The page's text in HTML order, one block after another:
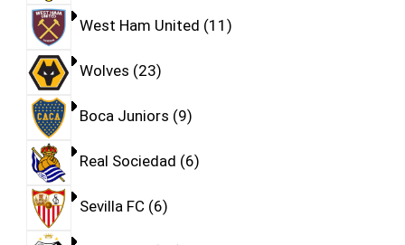
West Ham United 11
Wolves 23
Boca Juniors 9
Real Sociedad 6
Sevilla FC 6